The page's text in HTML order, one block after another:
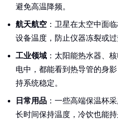
避免高温降频。
航天航空 ：卫星在太空中面
设备温度，防止仪器冻裂或过
工业领域 ：太阳能热水器、
电中，都能看到热导管的身
持系统稳定。
日常用品 ：一些高端保温杯
长时间保持温度，冷饮也能持